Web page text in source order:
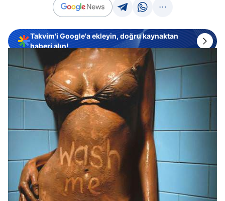
Takvim'i Google'a ekleyin, doğru kaynaktan
haberi alın!